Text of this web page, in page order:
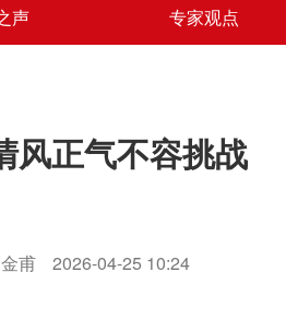
声 专家观点
风正气不容挑战
甫 2026-04-25 10:24